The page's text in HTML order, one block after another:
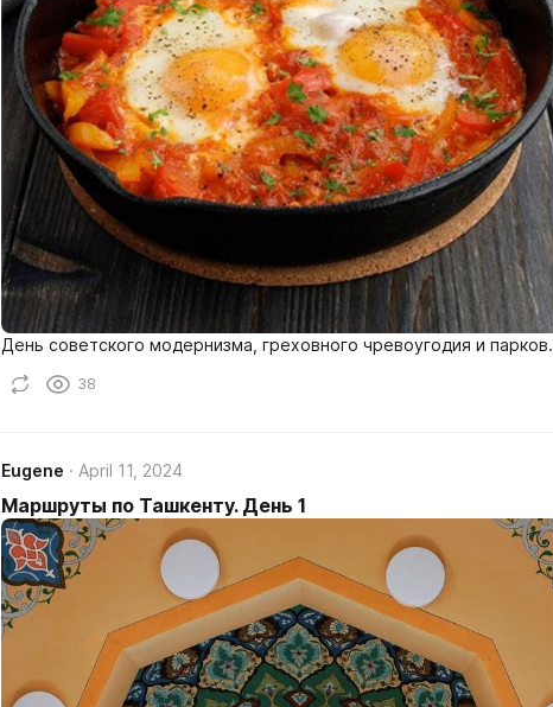
День советского модернизма, греховного чревоугодия и парков.
38
Eugene April 11, 2024
Маршруты по Ташкенту. День 1